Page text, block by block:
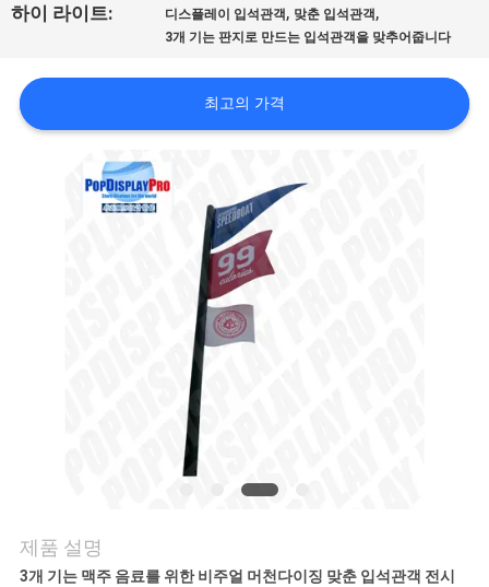
장
여
행
세
요
하이 라이트: 디스플레이 입석관객 , 맞춘 입석관객 ,
3개 기는 판지로 만드는 입석관객을 맞추어줍니다
최고의 가격
제품 설명
3개 기는 맥주 음료를 위한 비주얼 머천다이징 맞춘 입석관객 전시